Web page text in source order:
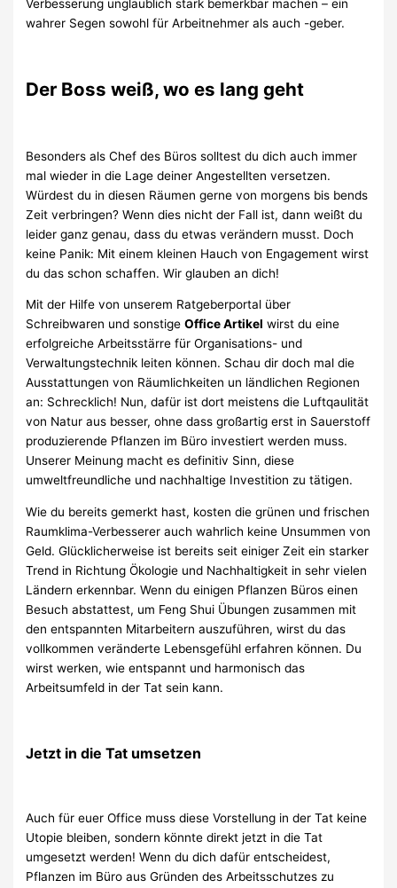
Verbesserung unglaublich stark bemerkbar machen – ein
wahrer Segen sowohl für Arbeitnehmer als auch -geber.
Der Boss weiß, wo es lang geht
Besonders als Chef des Büros solltest du dich auch immer
mal wieder in die Lage deiner Angestellten versetzen.
Würdest du in diesen Räumen gerne von morgens bis bends
Zeit verbringen? Wenn dies nicht der Fall ist, dann weißt du
leider ganz genau, dass du etwas verändern musst. Doch
keine Panik: Mit einem kleinen Hauch von Engagement wirst
du das schon schaffen. Wir glauben an dich!
Mit der Hilfe von unserem Ratgeberportal über
Schreibwaren und sonstigeOffice Artikel wirst du eine
erfolgreiche Arbeitsstärre für Organisations- und
Verwaltungstechnik leiten können. Schau dir doch mal die
Ausstattungen von Räumlichkeiten un ländlichen Regionen
an: Schrecklich! Nun, dafür ist dort meistens die Luftqaulität
von Natur aus besser, ohne dass großartig erst in Sauerstoff
produzierende Pflanzen im Büro investiert werden muss.
Unserer Meinung macht es definitiv Sinn, diese
umweltfreundliche und nachhaltige Investition zu tätigen.
Wie du bereits gemerkt hast, kosten die grünen und frischen
Raumklima-Verbesserer auch wahrlich keine Unsummen von
Geld. Glücklicherweise ist bereits seit einiger Zeit ein starker
Trend in Richtung Ökologie und Nachhaltigkeit in sehr vielen
Ländern erkennbar. Wenn du einigen Pflanzen Büros einen
Besuch abstattest, um Feng Shui Übungen zusammen mit
den entspannten Mitarbeitern auszuführen, wirst du das
vollkommen veränderte Lebensgefühl erfahren können. Du
wirst werken, wie entspannt und harmonisch das
Arbeitsumfeld in der Tat sein kann.
Jetzt in die Tat umsetzen
Auch für euer Office muss diese Vorstellung in der Tat keine
Utopie bleiben, sondern könnte direkt jetzt in die Tat
umgesetzt werden! Wenn du dich dafür entscheidest,
Pflanzen im Büro aus Gründen des Arbeitsschutzes zu